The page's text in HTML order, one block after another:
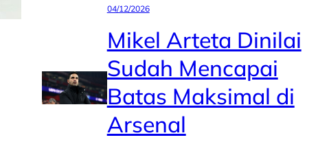
04/12/2026
Mikel Arteta Dinilai
Sudah Mencapai
Batas Maksimal di
Arsenal